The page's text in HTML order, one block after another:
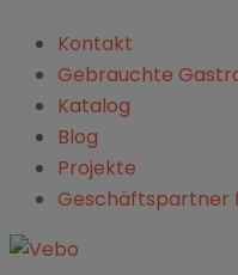
Kontakt
Gebrauchte
Katalog
Blog
Projekte
Geschäftspartner